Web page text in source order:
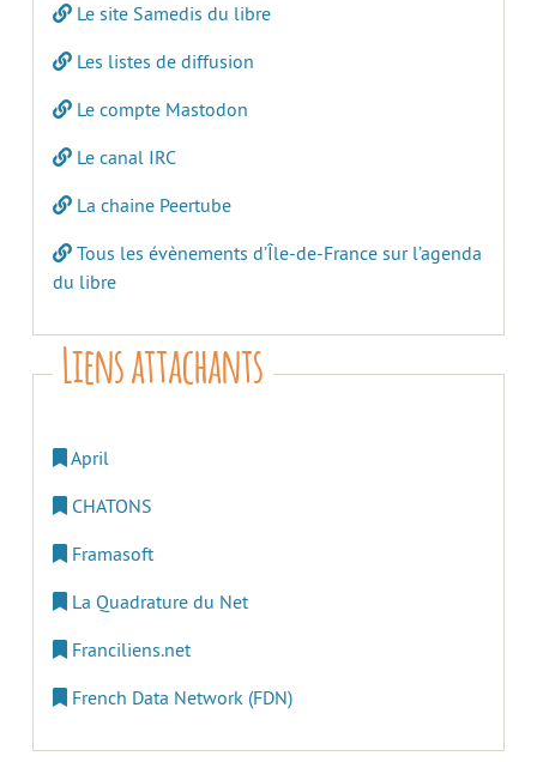
Le site Samedis du libre
Les listes de diffusion
Le compte Mastodon
Le canal IRC
La chaine Peertube
Tous les évènements d’Île-de-France sur l’agenda
du libre
Liens attachants
April
CHATONS
Framasoft
La Quadrature du Net
Franciliens.net
French Data Network (FDN)